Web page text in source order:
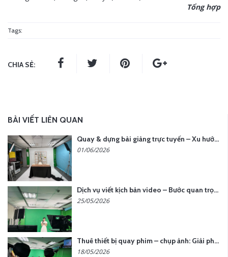
Tổng hợp
Tags:
CHIA SẺ:
BÀI VIẾT LIÊN QUAN
Quay & dựng bài giảng trực tuyến – Xu hướng đào tạo thời đại số
01/06/2026
Dịch vụ viết kịch bản video – Bước quan trọng quyết định thành công nội dung
25/05/2026
Thuê thiết bị quay phim – chụp ảnh: Giải pháp tối ưu chi phí cho doanh nghiệp
18/05/2026